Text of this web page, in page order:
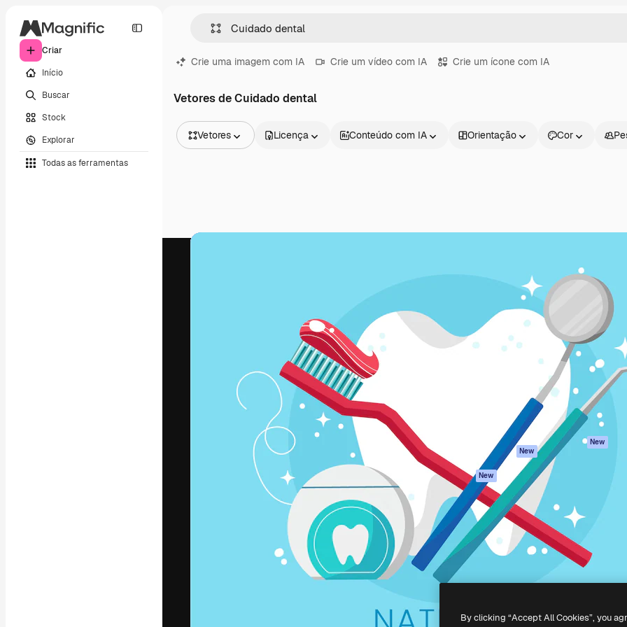
Criar
Início
Buscar
Stock
Explorar
Todas as ferramentas
Crie uma imagem com IA Crie um vídeo com IA Crie um ícone com IA
Vetores de Cuidado dental
Vetores
Vídeos
Licença Conteúdo com IA Orientação Cor
A plataforma criativa para você direcionar
seu melhor trabalho. Mais de 1 milhão de
assinantes entre criativos, empresas,
agências e estúdios.
Português
Spaces
Assistente de IA
Conteúdo de stock
Claude/ChatGPT
New
Agentes New
App móvel
Todas as
ferramentas
Começar
Academy
Documentação
Atendimento
Termos e
condições
Política de
privacidade
Originais New
Política de cookies
Central de
Afiliados
Empresas
Copyright © 2010-2026Freepik Company S.L.U. Todos os direitos reservados.
By clicking “Accept All Cookies”, you